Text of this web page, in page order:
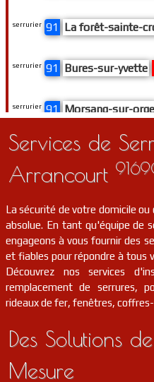
serrurier 91 Nainville-les-
serrurier 91 Saint-pierre-du-
serrurier 91 Brières-les-scellés
serrurier 91 Morsang-sur-orge
serrurier 91 Bures-sur-yvette
serrurier 91 La forêt-sainte-
Services de
Arrancourt
La sécurité de votre domicile
absolue. En tant qu'équipe de
engageons à vous fournir des
et fiables pour répondre à tous
Découvrez nos services
remplacement de serrures,
rideaux de fer, fenêtres,
Des Solutions
Mesure